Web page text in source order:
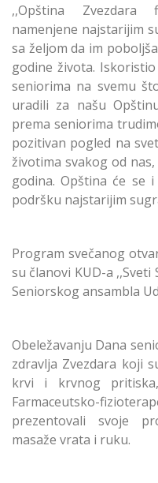
,,Opština Zvezdara
namenjene najstarijim
sa željom da im
godine života.
seniorima na svemu
uradili za našu
prema seniorima
pozitivan pogled na
životima svakog od
godina. Opština će se
podršku najstarijim
Program svečanog
su članovi KUD-a ,,Sveti
Seniorskog ansambla
Obeležavanju Dana
zdravlja Zvezdara koji
krvi i krvnog
Farmaceutsko-
prezentovali svoje
masaže vrata i ruku.